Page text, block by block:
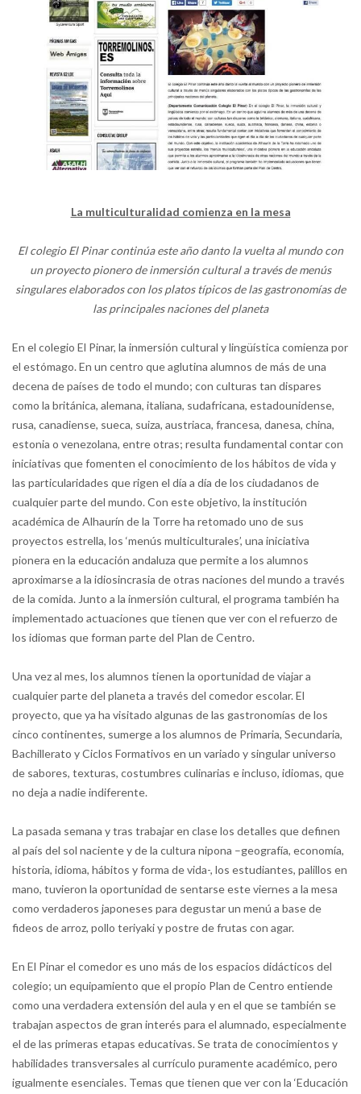
La multiculturalidad comienza en la mesa
El colegio El Pinar continúa este año danto la vuelta al mundo con
un proyecto pionero de inmersión cultural a través de menús
singulares elaborados con los platos típicos de las gastronomías de
las principales naciones del planeta
En el colegio El Pinar, la inmersión cultural y lingüística comienza por
el estómago. En un centro que aglutina alumnos de más de una
decena de países de todo el mundo; con culturas tan dispares
como la británica, alemana, italiana, sudafricana, estadounidense,
rusa, canadiense, sueca, suiza, austriaca, francesa, danesa, china,
estonia o venezolana, entre otras; resulta fundamental contar con
iniciativas que fomenten el conocimiento de los hábitos de vida y
las particularidades que rigen el día a día de los ciudadanos de
cualquier parte del mundo. Con este objetivo, la institución
académica de Alhaurín de la Torre ha retomado uno de sus
proyectos estrella, los ‘menús multiculturales’, una iniciativa
pionera en la educación andaluza que permite a los alumnos
aproximarse a la idiosincrasia de otras naciones del mundo a través
de la comida. Junto a la inmersión cultural, el programa también ha
implementado actuaciones que tienen que ver con el refuerzo de
los idiomas que forman parte del Plan de Centro.
Una vez al mes, los alumnos tienen la oportunidad de viajar a
cualquier parte del planeta a través del comedor escolar. El
proyecto, que ya ha visitado algunas de las gastronomías de los
cinco continentes, sumerge a los alumnos de Primaria, Secundaria,
Bachillerato y Ciclos Formativos en un variado y singular universo
de sabores, texturas, costumbres culinarias e incluso, idiomas, que
no deja a nadie indiferente.
La pasada semana y tras trabajar en clase los detalles que definen
al país del sol naciente y de la cultura nipona –geografía, economía,
historia, idioma, hábitos y forma de vida-, los estudiantes, palillos en
mano, tuvieron la oportunidad de sentarse este viernes a la mesa
como verdaderos japoneses para degustar un menú a base de
fideos de arroz, pollo teriyaki y postre de frutas con agar.
En El Pinar el comedor es uno más de los espacios didácticos del
colegio; un equipamiento que el propio Plan de Centro entiende
como una verdadera extensión del aula y en el que se también se
trabajan aspectos de gran interés para el alumnado, especialmente
el de las primeras etapas educativas. Se trata de conocimientos y
habilidades transversales al currículo puramente académico, pero
igualmente esenciales. Temas que tienen que ver con la ‘Educación